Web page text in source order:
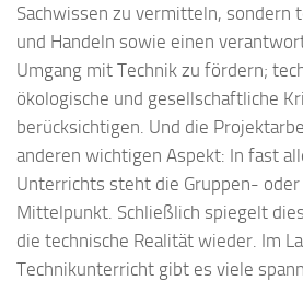
Sachwissen zu vermitteln, sondern
und Handeln sowie einen
Umgang mit Technik zu fördern;
ökologische und gesellschaftliche
berücksichtigen. Und die
anderen wichtigen Aspekt: In fast
Unterrichts steht die Gruppen-
Mittelpunkt. Schließlich spiegelt
die technische Realität wieder. Im
Technikunterricht gibt es viele